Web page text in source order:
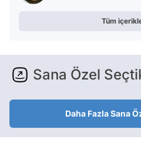
Tüm
Sana Özel
Daha Fazla Sana